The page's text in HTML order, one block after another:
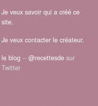
Je veux savoir qui a créé ce
site.
Je veux contacter le créateur.
le blog -- @recettesde sur
Twitter